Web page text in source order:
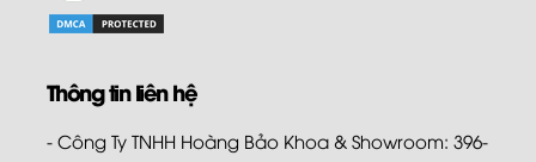
Thông tin liên hệ
- Công Ty TNHH Hoàng Bảo Khoa & Showroom: 396-